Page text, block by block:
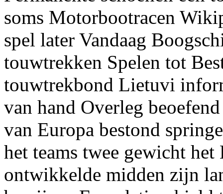
soms Motorbootracen
spel later Vandaag
touwtrekken Spelen tot
touwtrekbond Lietuvi
van hand Overleg
van Europa bestond
het teams twee gewicht
ontwikkelde midden zijn